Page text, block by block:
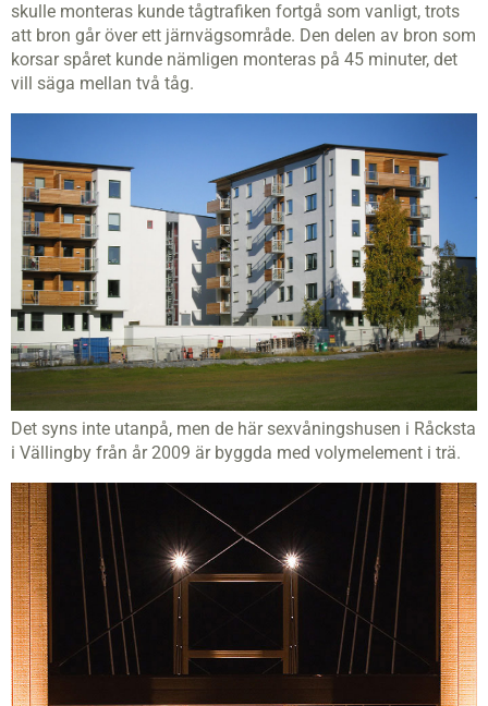
skulle monteras kunde tågtrafiken fortgå som vanligt, trots
att bron går över ett järnvägsområde. Den delen av bron som
korsar spåret kunde nämligen monteras på 45 minuter, det
vill säga mellan två tåg.
Det syns inte utanpå, men de här sexvåningshusen i Råcksta
i Vällingby från år 2009 är byggda med volymelement i trä.